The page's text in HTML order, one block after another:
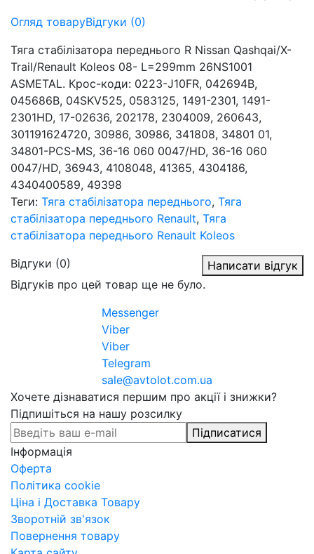
Огляд товаруВідгуки (0)
Тяга стабілізатора переднього R Nissan Qashqai/X-
Trail/Renault Koleos 08- L=299mm 26NS1001
ASMETAL. Крос-коди: 0223-J10FR, 042694B,
045686B, 04SKV525, 0583125, 1491-2301, 1491-
2301HD, 17-02636, 202178, 2304009, 260643,
301191624720, 30986, 30986, 341808, 34801 01,
34801-PCS-MS, 36-16 060 0047/HD, 36-16 060
0047/HD, 36943, 4108048, 41365, 4304186,
4340400589, 49398
Теги: Тяга стабілізатора переднього, Тяга
стабілізатора переднього Renault, Тяга
стабілізатора переднього Renault Koleos
Відгуки (0)
Написати відгук
Відгуків про цей товар ще не було.
Messenger
Viber
Viber
Telegram
sale@avtolot.com.ua
Хочете дізнаватися першим про акції і знижки?
Підпишіться на нашу розсилку
Підписатися
Інформація
Оферта
Політика cookie
Ціна і Доставка Товару
Зворотній зв'язок
Повернення товару